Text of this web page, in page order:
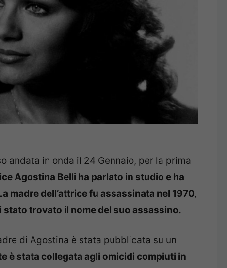
andata in onda il 24 Gennaio, per la prima
Agostina Belli ha parlato in studio e ha
madre dell’attrice fu assassinata nel 1970,
stato trovato il nome del suo assassino.
di Agostina è stata pubblicata su un
è stata collegata agli omicidi compiuti in